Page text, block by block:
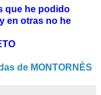
que he podido
en otras no he
de MONTORNÈS